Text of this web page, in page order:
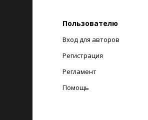
Пользователю
Вход для авторов
Регистрация
Регламент
Помощь